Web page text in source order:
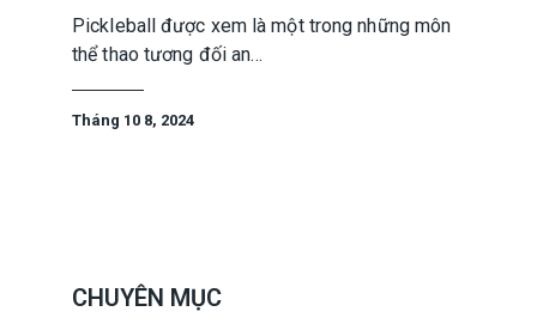
Pickleball được xem là một trong những môn
thể thao tương đối an…
Tháng 10 8, 2024
CHUYÊN MỤC